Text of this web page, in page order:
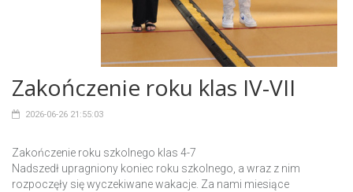
Zakończenie roku klas IV-VII
2026-06-26 21:55:03
Zakończenie roku szkolnego klas 4-7
Nadszedł upragniony koniec roku szkolnego, a wraz z nim
rozpoczęły się wyczekiwane wakacje. Za nami miesiące